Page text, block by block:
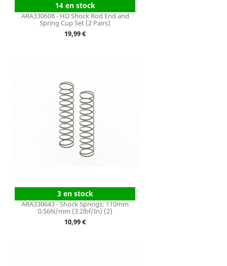
14 en stock
ARA330608 - HD Shock Rod End and
Spring Cup Set (2 Pairs)
Prix
19,99 €
3 en stock
ARA330643 - Shock Springs: 110mm
0.56N/mm (3.2lbf/In) (2)
Prix
10,99 €